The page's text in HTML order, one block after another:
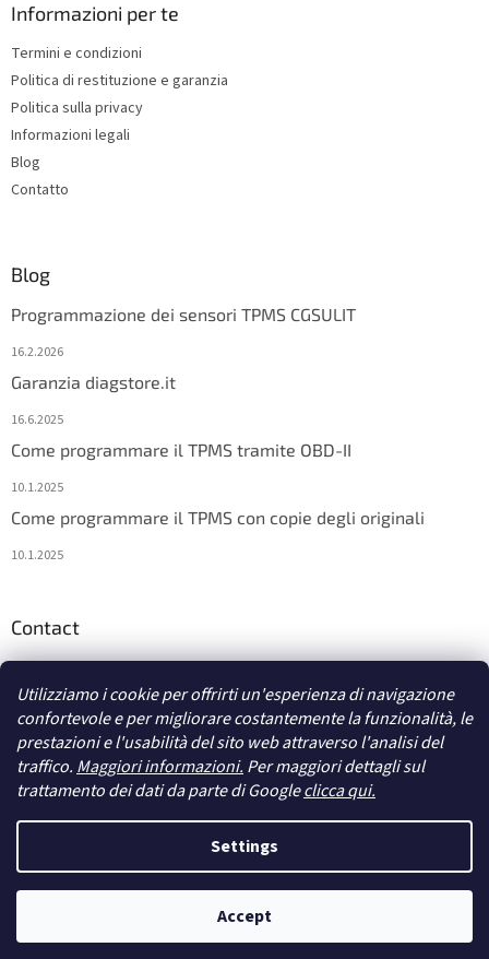
Utilizziamo i cookie per offrirti un'esperienza di navigazione
confortevole e per migliorare costantemente la funzionalità, le
prestazioni e l'usabilità del sito web attraverso l'analisi del
traffico. Maggiori informazioni. Per maggiori dettagli sul
trattamento dei dati da parte di Googleclicca qui.
Settings
Accept
Informazioni per te
Termini e condizioni
Politica di restituzione e garanzia
Politica sulla privacy
Informazioni legali
Blog
Contatto
Blog
Programmazione dei sensori TPMS CGSULIT
16.2.2026
Garanzia diagstore.it
16.6.2025
Come programmare il TPMS tramite OBD-II
10.1.2025
Come programmare il TPMS con copie degli originali
10.1.2025
Contact
Diritti d'autore 2026diagstore.it. Tutti i diritti riservati.Modifica le
impostazioni dei cookie